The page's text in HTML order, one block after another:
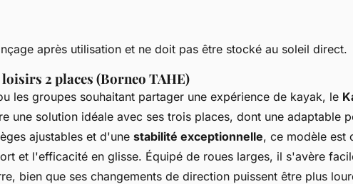
après utilisation et ne doit pas être stocké au soleil direct.
2 places (Borneo TAHE)
les groupes souhaitant partager une expérience de kayak, le
une solution idéale avec ses trois places, dont une adaptable
ajustables et d'une stabilité exceptionnelle, ce modèle est
et l'efficacité en glisse. Équipé de roues larges, il s'avère
bien que ses changements de direction puissent être plus